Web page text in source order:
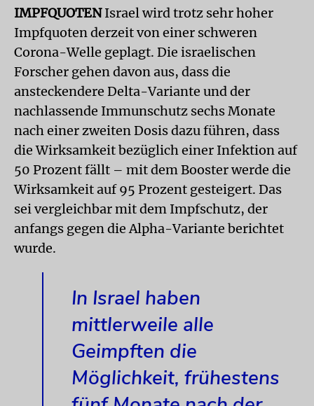
IMPFQUOTENIsrael wird trotz sehr hoher
Impfquoten derzeit von einer schweren
Corona-Welle geplagt. Die israelischen
Forscher gehen davon aus, dass die
ansteckendere Delta-Variante und der
nachlassende Immunschutz sechs Monate
nach einer zweiten Dosis dazu führen, dass
die Wirksamkeit bezüglich einer Infektion auf
50 Prozent fällt – mit dem Booster werde die
Wirksamkeit auf 95 Prozent gesteigert. Das
sei vergleichbar mit dem Impfschutz, der
anfangs gegen die Alpha-Variante berichtet
wurde.
In Israel haben
mittlerweile alle
Geimpften die
Möglichkeit, frühestens